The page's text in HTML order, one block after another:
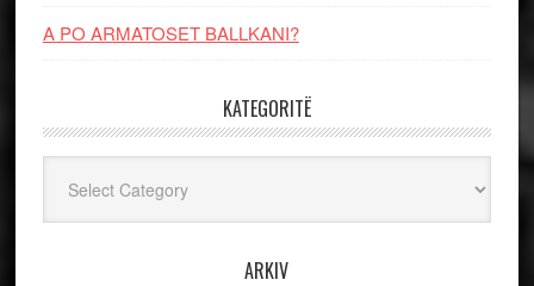
A PO ARMATOSET BALLKANI?
KATEGORITË
ARKIV